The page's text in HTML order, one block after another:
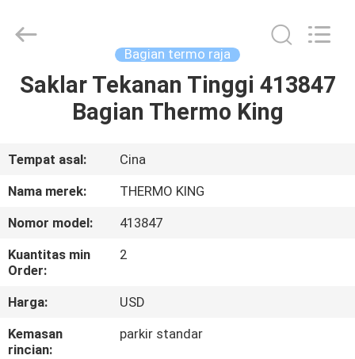
RUMAH
TENTANG
KAMI
TUR
PABRIK
KONTROL
INDUSTRY
Reserved.
Bagian termo raja
Saklar Tekanan Tinggi 413847
Bagian Thermo King
Tempat asal:
Cina
Nama merek:
THERMO KING
Nomor model:
413847
Kuantitas min
Order:
2
Harga:
USD
Kemasan
rincian:
parkir standar